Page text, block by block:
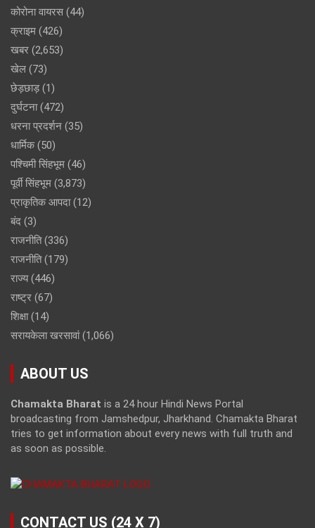
कोरोना वायरस (44)
क्राइम (426)
खबर (2,653)
खेल (73)
छेड़छाड़(1)
दुर्घटना(472)
धरना प्रदर्शन (35)
धार्मिक(50)
पश्चिमी सिंहभूम (46)
पूर्वी सिंहभूम (3,873)
प्राकृतिक आपदा(12)
बंद (3)
राजनीति(336)
राजनीति(179)
राज्य(446)
राष्ट्र (67)
शिक्षा(14)
सरायकेला खरसावां(1,066)
ABOUT US
Chamakta Bharat is a 24 hour Hindi News Portal
broadcasting from Jamshedpur, Jharkhand. Chamakta Bharat
tries to get information about every news with full truth and
as soon as possible.
CONTACT US (24 X 7)